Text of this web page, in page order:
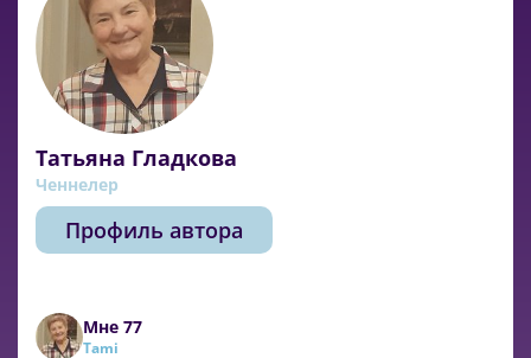
Татьяна Гладкова
Ченнелер
Профиль автора
Мне 77
Tami